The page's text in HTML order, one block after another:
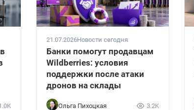
21.07.2026Новости сегодня
Банки помогут продавцам
Wildberries: условия
поддержки после атаки
дронов на склады
Ольга Пихоцкая 3.2K